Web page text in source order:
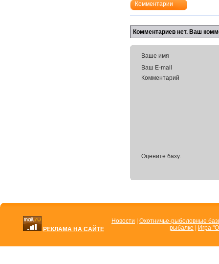
Комментарии
Комментариев нет. Ваш
Ваше имя
Ваш E-mail
Комментарий
Оцените базу:
РЕКЛАМА НА САЙТЕ
Новости
Охотничье-рыболовные
рыбалке
Игра